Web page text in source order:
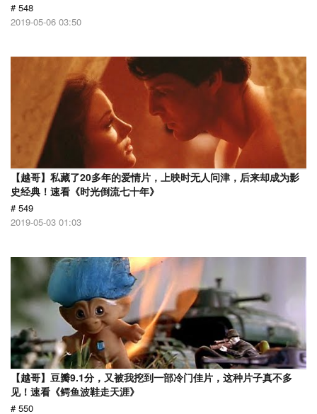
# 548
2019-05-06 03:50
【越哥】私藏了20多年的爱情片，上映时无人问津，后来却成为影
史经典！速看《时光倒流七十年》
# 549
2019-05-03 01:03
【越哥】豆瓣9.1分，又被我挖到一部冷门佳片，这种片子真不多
见！速看《鳄鱼波鞋走天涯》
# 550